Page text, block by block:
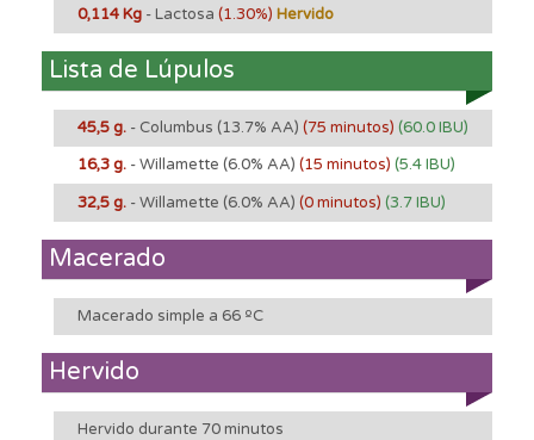
0,114 Kg - Lactosa (1.30%) Hervido
Lista de Lúpulos
45,5 g. - Columbus (13.7% AA) (75 minutos) (60.0 IBU)
16,3 g. - Willamette (6.0% AA) (15 minutos) (5.4 IBU)
32,5 g. - Willamette (6.0% AA) (0 minutos) (3.7 IBU)
Macerado
Macerado simple a 66 ºC
Hervido
Hervido durante 70 minutos